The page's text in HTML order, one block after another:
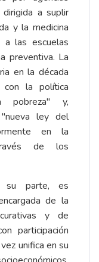
a suplir
y la medicina
a las escuelas
preventiva. La
en la década
la política
pobreza" y,
"nueva ley del
en la
de los
su parte, es
de la
y de
participación
unifica en su